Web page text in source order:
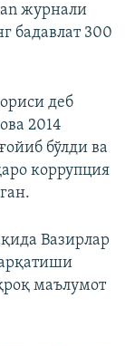
журнали
бадавлат 300
деб
2014
бўлди ва
коррупция
Вазирлар
маълумот